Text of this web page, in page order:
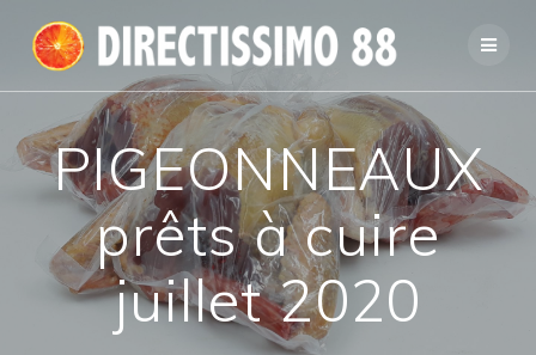
au
contenu
PIGEONNEAUX
prêts à cuire
juillet 2020